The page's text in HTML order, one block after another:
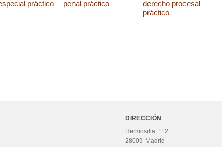
práctico
penal práctico
derecho procesal
práctico
DIRECCIÓN
Hermosilla, 112
28009 Madrid